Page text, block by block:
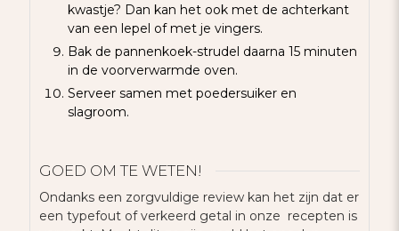
kwastje? Dan kan het ook met de achterkant
van een lepel of met je vingers.
Bak de pannenkoek-strudel daarna 15 minuten
in de voorverwarmde oven.
Serveer samen met poedersuiker en
slagroom.
GOED OM TE WETEN!
Ondanks een zorgvuldige review kan het zijn dat er
een typefout of verkeerd getal in onze recepten is